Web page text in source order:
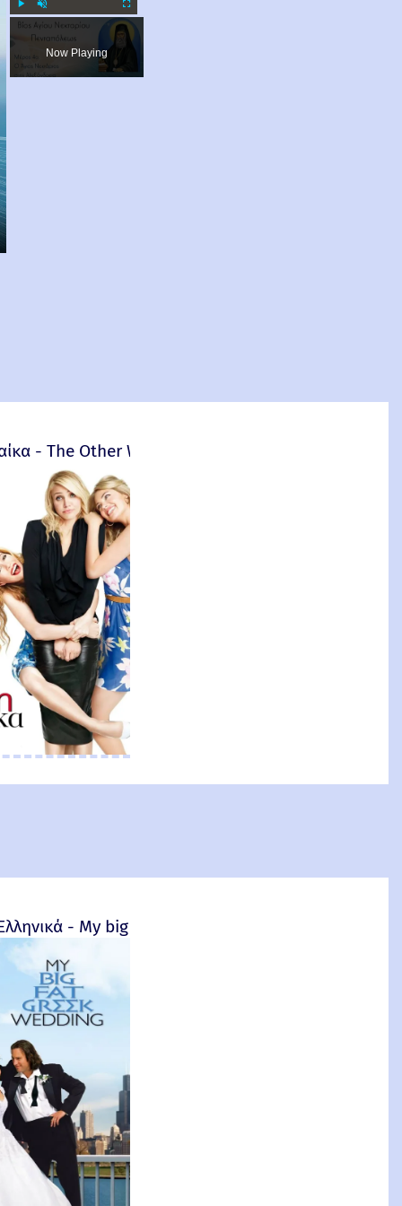
Play Unmute Fullscreen
Now Playing
- The Other Woman – 2014
- My big fat Greek wedding - 2002